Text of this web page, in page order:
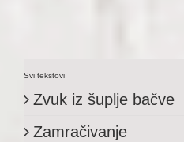
Svi tekstovi
Zvuk iz šuplje bačve
Zamračivanje